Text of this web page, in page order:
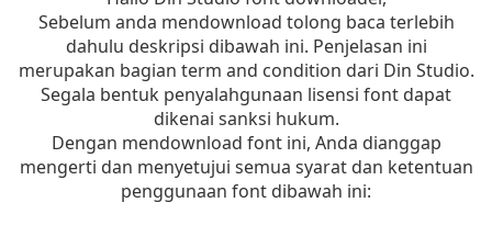
Sebelum anda mendownload tolong baca terlebih
dahulu deskripsi dibawah ini. Penjelasan ini
merupakan bagian term and condition dari Din Studio.
Segala bentuk penyalahgunaan lisensi font dapat
dikenai sanksi hukum.
Dengan mendownload font ini, Anda dianggap
mengerti dan menyetujui semua syarat dan ketentuan
penggunaan font dibawah ini: